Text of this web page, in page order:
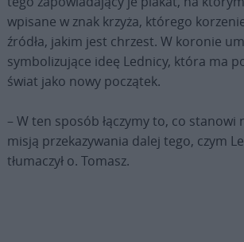
wpisane w znak krzyża, którego
źródła, jakim jest chrzest. W koronie
symbolizujące ideę Lednicy, która ma
świat jako nowy początek.
– W ten sposób łączymy to, co stanowi
misją przekazywania dalej tego, czym
tłumaczył o. Tomasz.